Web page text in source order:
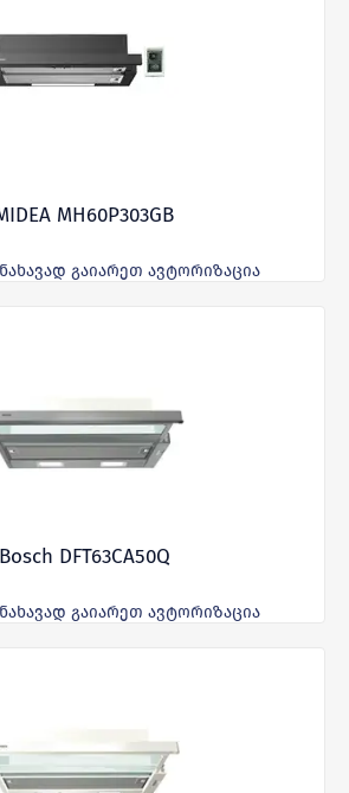
MH60P303GB
გაიარეთ ავტორიზაცია
Bosch DFT63CA50Q
გაიარეთ ავტორიზაცია